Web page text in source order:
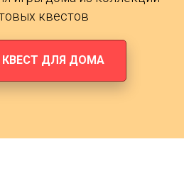
квестов
КВЕСТ ДЛЯ ДОМА